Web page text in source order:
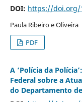
DOI: https://doi.org/
Paula Ribeiro e Oliveira
PDF
A ‘Polícia da
Federal sobre a
do Departamento